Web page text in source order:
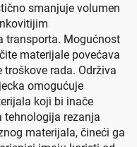
smanjuje volumen
transporta. Mogućnost
materijale povećava
rada. Održiva
omogućuje
koji bi inače
tehnologija rezanja
materijala, čineći ga